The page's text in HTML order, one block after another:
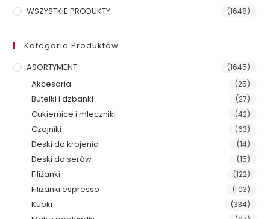
WSZYSTKIE PRODUKTY (1648)
Kategorie Produktów
ASORTYMENT
(1645)
Akcesoria (25)
Butelki i dzbanki (27)
Cukiernice i mleczniki (42)
Czajniki (63)
Deski do krojenia (14)
Deski do serów (15)
Filiżanki (122)
Filiżanki espresso (103)
Kubki (334)